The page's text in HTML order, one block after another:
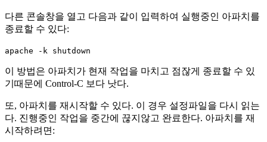
다른 콘솔창을 열고 다음과 같이 입력하여 실행중인 아파치를
종료할 수 있다:
apache -k shutdown
이 방법은 아파치가 현재 작업을 마치고 점잖게 종료할 수 있
기때문에 Control-C 보다 낫다.
또, 아파치를 재시작할 수 있다. 이 경우 설정파일을 다시 읽는
다. 진행중인 작업을 중간에 끊지않고 완료한다. 아파치를 재
시작하려면: